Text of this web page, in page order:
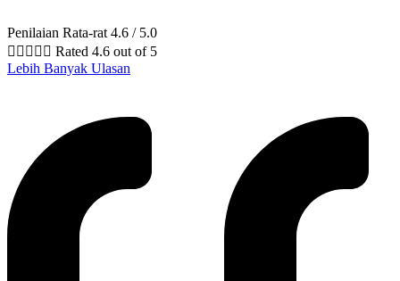
Penilaian Rata-rat 4.6 / 5.0
     Rated 4.6 out of 5
Lebih Banyak Ulasan